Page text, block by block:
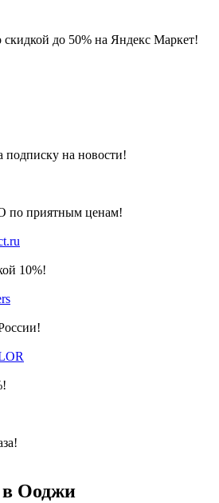
скидкой до 50% на Яндекс Маркет!
подписку на новости!
по приятным ценам!
10%!
в Ооджи